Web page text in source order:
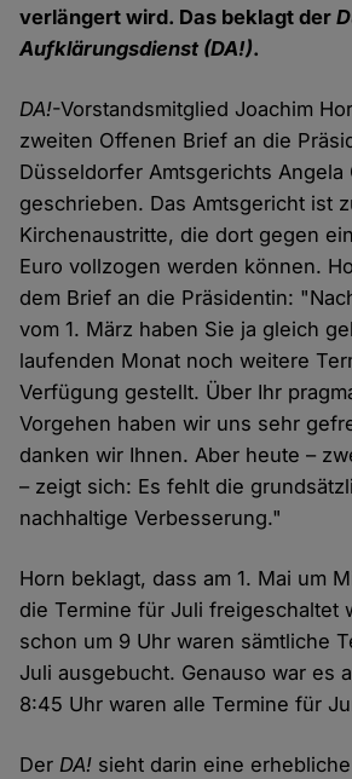
verlängert wird. Das beklagt der
Aufklärungsdienst (DA!).
DA!-Vorstandsmitglied Joachim
zweiten Offenen Brief an die
Düsseldorfer Amtsgerichts Angela
geschrieben. Das Amtsgericht ist
Kirchenaustritte, die dort gegen
Euro vollzogen werden können.
dem Brief an die Präsidentin:
vom 1. März haben Sie ja gleich
laufenden Monat noch weitere
Verfügung gestellt. Über Ihr
Vorgehen haben wir uns sehr
danken wir Ihnen. Aber heute –
– zeigt sich: Es fehlt die
nachhaltige Verbesserung."
Horn beklagt, dass am 1. Mai um
die Termine für Juli freigeschaltet
schon um 9 Uhr waren sämtliche
Juli ausgebucht. Genauso war es
8:45 Uhr waren alle Termine für
DerDA! sieht darin eine